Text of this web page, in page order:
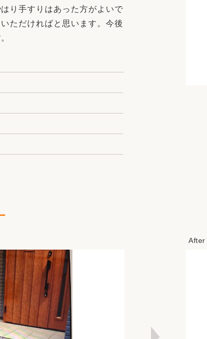
ォームをワン
り手すりはあった方がよいで
ただければと思います。今後